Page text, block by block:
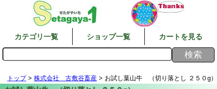
カテゴリ一覧 ショップ一覧 カートを見る
トップ> 株式会社 古敷谷畜産 > お試し葉山牛 （切り落とし ２５０g）